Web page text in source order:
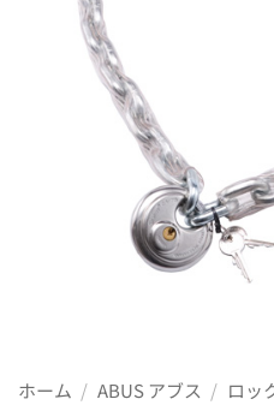
ホーム / ABUS アブス / ロッ